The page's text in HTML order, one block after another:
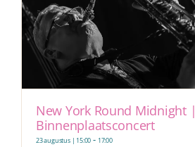
New York Round Midnight |
Binnenplaatsconcert
23 augustus | 15:00 - 17:00